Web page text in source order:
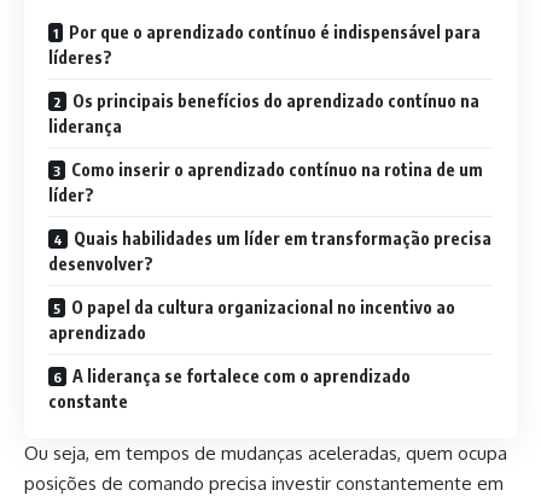
Por que o aprendizado contínuo é indispensável para
líderes?
Os principais benefícios do aprendizado contínuo na
liderança
Como inserir o aprendizado contínuo na rotina de um
líder?
Quais habilidades um líder em transformação precisa
desenvolver?
O papel da cultura organizacional no incentivo ao
aprendizado
A liderança se fortalece com o aprendizado
constante
Ou seja, em tempos de mudanças aceleradas, quem ocupa
posições de comando precisa investir constantemente em